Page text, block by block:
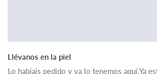
Llévanos en la piel
Lo habíais pedido y ya lo tenemos aquí.Ya